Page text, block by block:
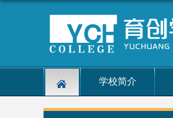
学校简介